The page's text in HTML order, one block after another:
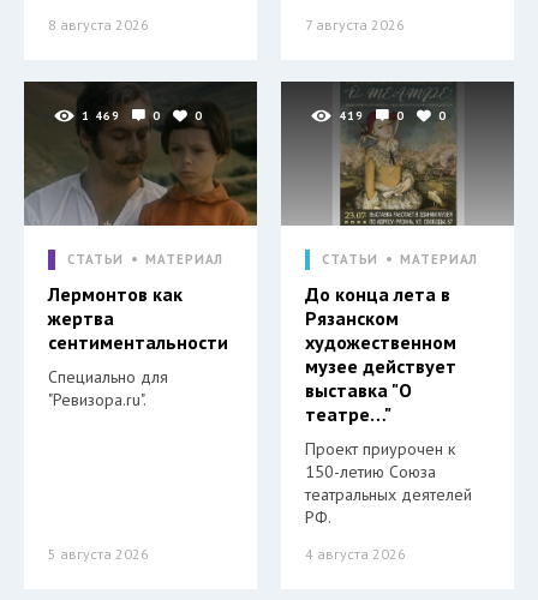
8 августа 2026 7 августа 2026
1 469 0 0
СТАТЬИ МАТЕРИАЛ
Лермонтов как
жертва
сентиментальности
Специально для
"Ревизора.ru".
5 августа 2026
419 0 0
СТАТЬИ МАТЕРИАЛ
До конца лета в
Рязанском
художественном
музее действует
выставка "О
театре…"
Проект приурочен к
150-летию Союза
театральных деятелей
РФ.
4 августа 2026